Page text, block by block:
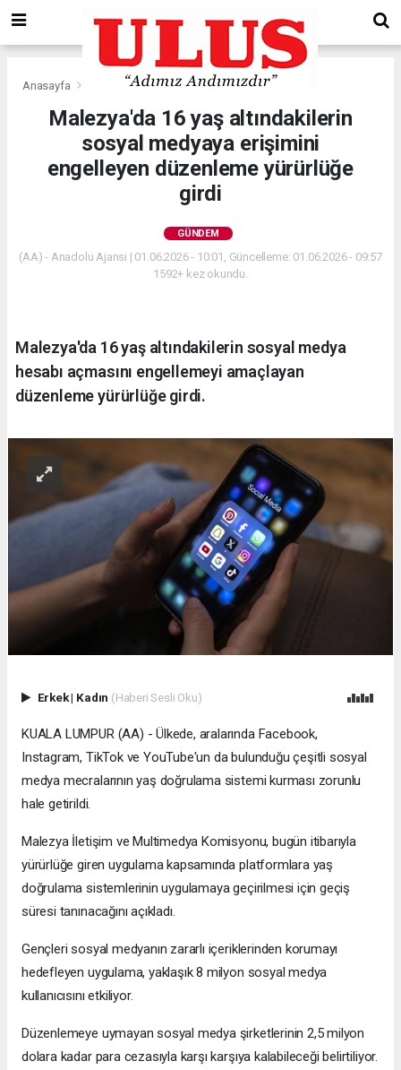
Anasayfa Gündem
Malezya'da 16 yaş altındakilerin
sosyal medyaya erişimini
engelleyen düzenleme yürürlüğe
girdi
GÜNDEM
(AA) - Anadolu Ajansı | 01.06.2026 - 10:01, Güncelleme: 01.06.2026 - 09:57
1592+ kez okundu.
Malezya'da 16 yaş altındakilerin sosyal medya
hesabı açmasını engellemeyi amaçlayan
düzenleme yürürlüğe girdi.
Erkek| Kadın (Haberi Sesli Oku)
KUALA LUMPUR (AA) - Ülkede, aralarında Facebook,
Instagram, TikTok ve YouTube'un da bulunduğu çeşitli sosyal
medya mecralarının yaş doğrulama sistemi kurması zorunlu
hale getirildi.
Malezya İletişim ve Multimedya Komisyonu, bugün itibarıyla
yürürlüğe giren uygulama kapsamında platformlara yaş
doğrulama sistemlerinin uygulamaya geçirilmesi için geçiş
süresi tanınacağını açıkladı.
Gençleri sosyal medyanın zararlı içeriklerinden korumayı
hedefleyen uygulama, yaklaşık 8 milyon sosyal medya
kullanıcısını etkiliyor.
Düzenlemeye uymayan sosyal medya şirketlerinin 2,5 milyon
dolara kadar para cezasıyla karşı karşıya kalabileceği belirtiliyor.